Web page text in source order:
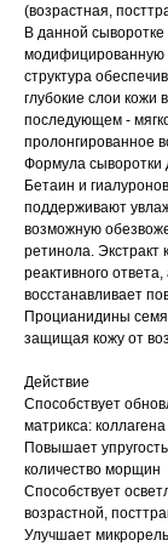
(возрастная,
В данной
модифицированную
структура
глубокие слои
последующем -
пролонгированное
Формула сыворотки
Бетаин и
поддерживают
возможную
ретинола. Экстракт
реактивного
восстанавливает
Процианидины
защищая кожу от
Действие
Способствует
матрикса:
Повышает
количество морщин
Способствует
возрастной,
Улучшает